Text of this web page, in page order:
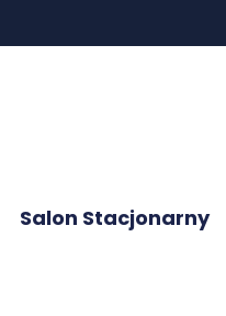
Salon Stacjonarny